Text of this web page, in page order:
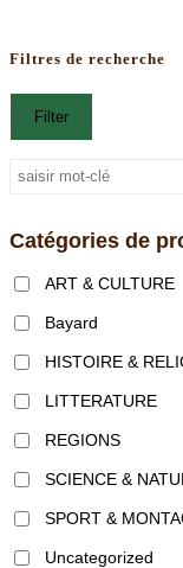
Filtres de recherche
Filter
Catégories de
ART & CULTURE
Bayard
HISTOIRE &
LITTERATURE
REGIONS
SCIENCE &
SPORT &
Uncategorized